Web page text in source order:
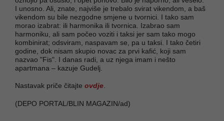
I unosno. Ali, znate, najviše je trebalo svirat vikendom, a baš
vikendom su bile nezgodne smjene u tvornici. I tako sam
morao izabrat: ili harmonika ili tvornica. Izabrao sam
harmoniku, ali sam počeo voziti i taksi jer sam tako mogo
kombinirat; odsviram, naspavam se, pa u taksi. I tako četiri
godine, dok nisam skupio novac za prvi kafić, koji sam
nazvao "Fis". I danas radi, a uz njega imam i nešto
apartmana – kazuje Gudelj.
Nastavak priče čitajte ovdje.
(DEPO PORTAL/BLIN MAGAZIN/ad)